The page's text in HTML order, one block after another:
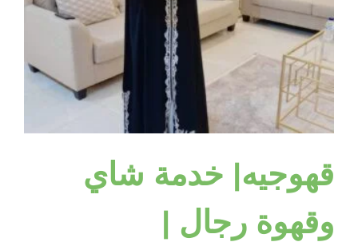
قهوجيه| خدمة شاي
وقهوة رجال |